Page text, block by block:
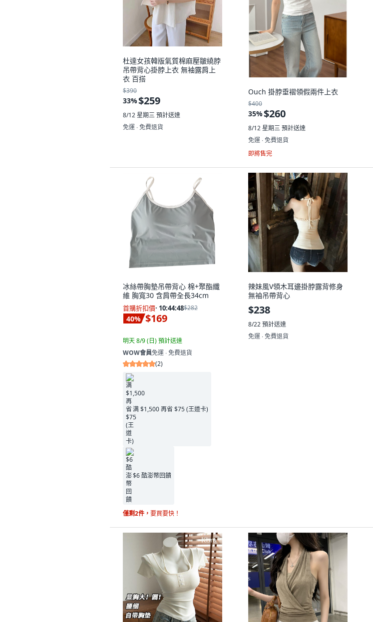
杜達女孩韓版氣質棉麻壓皺繞脖
吊帶背心掛脖上衣 無袖露肩上
衣 百搭
$390
33%$259
8/12 星期三預計送達
免運 ∙ 免費退貨
Ouch 掛脖垂褶領假兩件上衣
$400
35%$260
8/12 星期三預計送達
免運 ∙ 免費退貨
即將售完
冰絲帶胸墊吊帶背心 棉+聚酯纖
維 胸寬30 含肩帶全長34cm
首購折扣價· 10:44:47$282
40% $169
明天 8/9 (日)預計送達
WOW會員免運 ∙ 免費退貨
(2)
满 $1,500 再省 $75 (王道卡)
$6 酷澎幣回饋
僅剩2件， 要買要快！
辣妹風V領木耳邊掛脖露背修身
無袖吊帶背心
$238
8/22預計送達
免運 ∙ 免費退貨